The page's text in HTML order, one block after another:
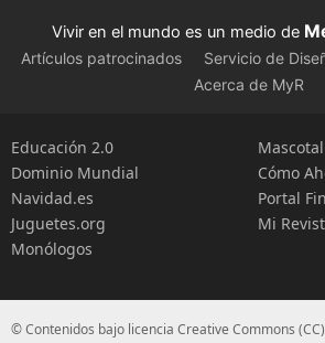
Vivir en el mundo es un medio de
Artículos patrocinados Servicio de
Acerca de MyR
Educación 2.0
Dominio Mundial
Navidad.es
Juguetes.org
Monólogos
Cómo
Portal
Mi
© Contenidos bajo licencia Creative Commons